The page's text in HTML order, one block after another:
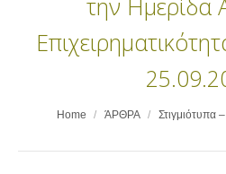
την Ημερίδα
You are here:
Home ΆΡΘΡΑ Στιγμιότυπα